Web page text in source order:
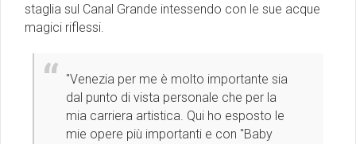
staglia sul Canal Grande intessendo con le sue acque
magici riflessi.
"Venezia per me è molto importante sia
dal punto di vista personale che per la
mia carriera artistica. Qui ho esposto le
mie opere più importanti e con "Baby